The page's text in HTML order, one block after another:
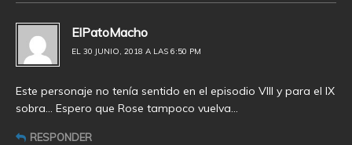
ElPatoMacho
EL 30 JUNIO, 2018 A LAS 6:50 PM
Este personaje no tenía sentido en el episodio VIII y para el IX
sobra… Espero que Rose tampoco vuelva…
RESPONDER